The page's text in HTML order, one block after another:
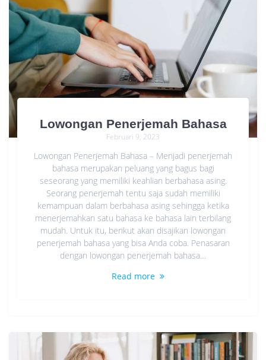
Lowongan Penerjemah Bahasa
Februari 9, 2023
Lowongan Penerjemah Bahasa – Menjadi penerjemah
bahasa merupakan peluang yang bagus bagi
seseorang yang memiliki keahlian berbahasa asing.
Seorang penerjemah tentu saja sudah memiliki
kemampuan dalam berbahasa asing sehingga ketika
menerjemahkan satu bahasa ke bahasa lain terbilang
mudah. Untuk itu, berikut akan disajikan lowongan
penerjemah bahasa yang bisa Anda coba. Penasaran
dengan lowongan penerjemah bahasa…
Read more